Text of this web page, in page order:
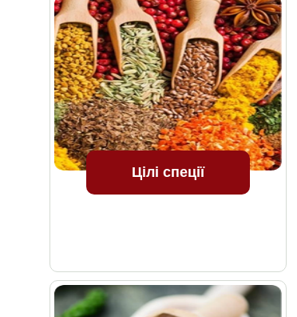
Цілі спеції